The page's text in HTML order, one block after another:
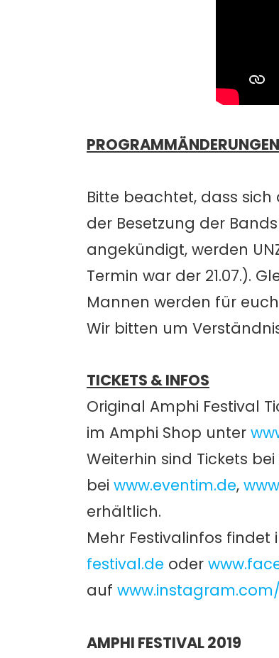
Bitte beachtet, dass
der Besetzung der
angekündigt, werden
Termin war der 21.07.).
Mannen werden für
Wir bitten um
TICKETS & INFOS
Original Amphi Festival
im Amphi Shop unter
Weiterhin sind Tickets
bei www.eventim.de,
erhältlich.
Mehr Festivalinfos findet
festival.de oder
auf
AMPHI FESTIVAL 2019